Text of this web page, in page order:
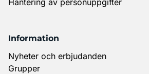
Information
Nyheter och erbjudanden
Grupper